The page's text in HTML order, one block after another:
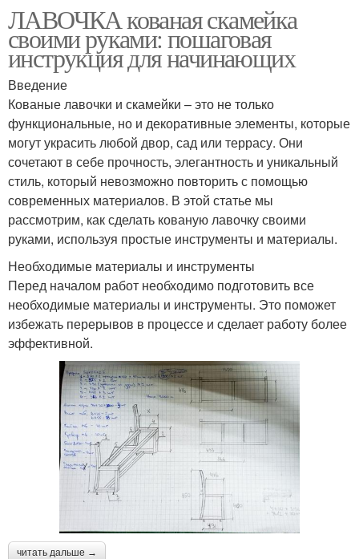
ЛАВОЧКА кованая скамейка
своими руками: пошаговая
инструкция для начинающих
Введение
Кованые лавочки и скамейки – это не только
функциональные, но и декоративные элементы, которые
могут украсить любой двор, сад или террасу. Они
сочетают в себе прочность, элегантность и уникальный
стиль, который невозможно повторить с помощью
современных материалов. В этой статье мы
рассмотрим, как сделать кованую лавочку своими
руками, используя простые инструменты и материалы.
Необходимые материалы и инструменты
Перед началом работ необходимо подготовить все
необходимые материалы и инструменты. Это поможет
избежать перерывов в процессе и сделает работу более
эффективной.
читать дальше →